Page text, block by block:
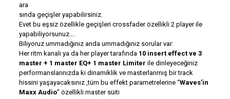
ara
sında geçişler yapabilirsiniz.
Evet bu eşsiz özellikle geçişleri crossfader özellikli 2 player ile
yapabiliyorsunuz….
Biliyoruz ummadığınız anda ummadığınız sorular var:
Her ritm kanalı ya da her player tarafında 10 insert effect ve 3
master + 1 master EQ+ 1 master Limiter ile dinleyeceğiniz
performanslarınızda ki dinamiklik ve masterlanmış bir track
hissini yaşayacaksınız ,tüm bu effekt parametrelerine “Waves’in
Maxx Audio” özellikli master süiti